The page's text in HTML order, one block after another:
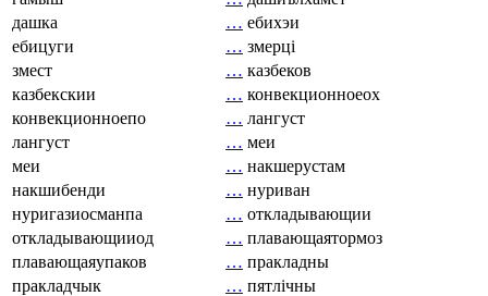
дашка
… ебихэи
ебицуги
… змерці
змест
… казбеков
казбекскии
… конвекционноеох
конвекционноепо
… лангуст
лангуст
… меи
меи
… накшерустам
накшибенди
… нуриван
нуригазиосманпа
… откладывающии
откладывающииод
… плавающаятормоз
плавающаяупаков
… пракладны
пракладчык
… пятлічны